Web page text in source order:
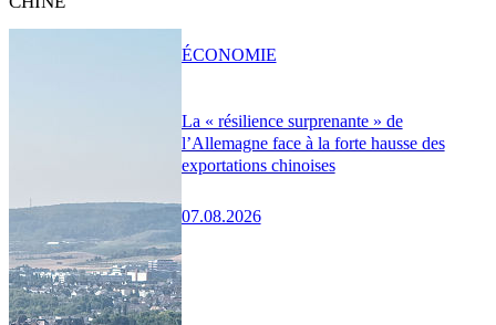
La « résilience surprenante » de
l’Allemagne face à la forte hausse des
exportations chinoises
07.08.2026
ÉCONOMIE